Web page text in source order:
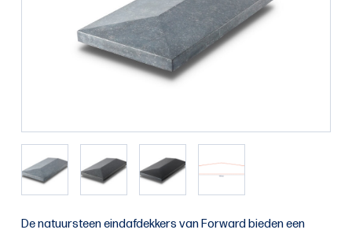
De natuursteen eindafdekkers van Forward bieden een